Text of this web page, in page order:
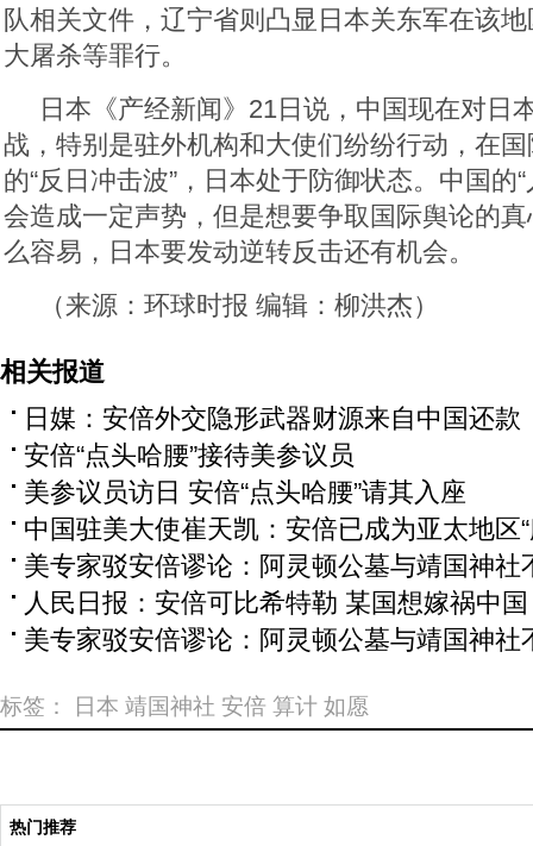
队相关文件，辽宁省则凸显日本关东军在该
大屠杀等罪行。
日本《产经新闻》21日说，中国现在对日
战，特别是驻外机构和大使们纷纷行动，在
的“反日冲击波”，日本处于防御状态。中国的
会造成一定声势，但是想要争取国际舆论的
么容易，日本要发动逆转反击还有机会。
（来源：环球时报 编辑：柳洪杰）
相关报道
日媒：安倍外交隐形武器财源来自中国还款
安倍“点头哈腰”接待美参议员
美参议员访日 安倍“点头哈腰”请其入座
中国驻美大使崔天凯：安倍已成为亚太地区
美专家驳安倍谬论：阿灵顿公墓与靖国神社
人民日报：安倍可比希特勒 某国想嫁祸中国
美专家驳安倍谬论：阿灵顿公墓与靖国神社
标签： 日本 靖国神社 安倍 算计 如愿
热门推荐